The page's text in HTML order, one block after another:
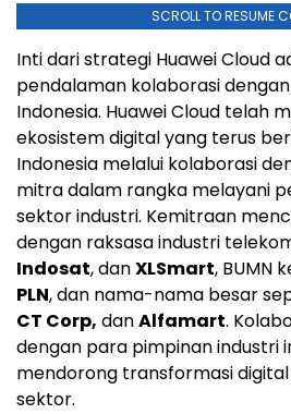
SCROLL TO RESUME
Inti dari strategi Huawei Cloud
pendalaman kolaborasi
Indonesia. Huawei Cloud telah
ekosistem digital yang terus
Indonesia melalui kolaborasi
mitra dalam rangka melayani
sektor industri. Kemitraan
dengan raksasa industri
Indosat, danXLSmart, BUMN
PLN, dan nama-nama besar
CT Corp, danAlfamart.
dengan para pimpinan industri
mendorong transformasi
sektor.